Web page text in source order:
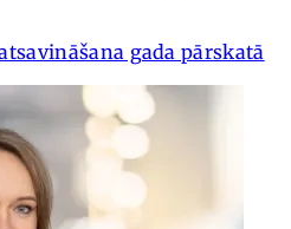
gada pārskatā